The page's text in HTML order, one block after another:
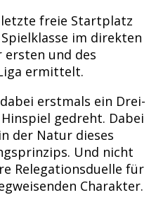
freie Startplatz
im direkten
und des
ermittelt.
erstmals ein Drei-
gedreht. Dabei
der Natur dieses
Und nicht
Relegationsduelle für
Charakter.